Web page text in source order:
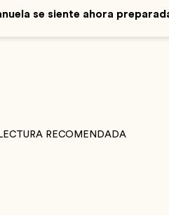
se siente ahora
RECOMENDADA